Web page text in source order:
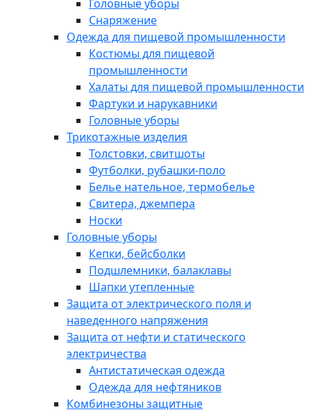
Головные уборы
Снаряжение
Одежда для пищевой промышленности
Костюмы для пищевой
промышленности
Халаты для пищевой промышленности
Фартуки и нарукавники
Головные уборы
Трикотажные изделия
Толстовки, свитшоты
Футболки, рубашки-поло
Белье нательное, термобелье
Свитера, джемпера
Носки
Головные уборы
Кепки, бейсболки
Подшлемники, балаклавы
Шапки утепленные
Защита от электрического поля и
наведенного напряжения
Защита от нефти и статического
электричества
Антистатическая одежда
Одежда для нефтяников
Комбинезоны защитные